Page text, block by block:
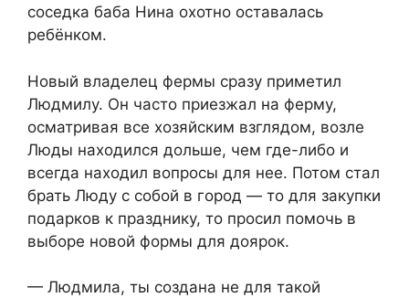
соседка баба Нина охотно оставалась
ребёнком.
Новый владелец фермы сразу приметил
Людмилу. Он часто приезжал на ферму,
осматривая все хозяйским взглядом, возле
Люды находился дольше, чем где-либо и
всегда находил вопросы для нее. Потом стал
брать Люду с собой в город — то для закупки
подарков к празднику, то просил помочь в
выборе новой формы для доярок.
— Людмила, ты создана не для такой